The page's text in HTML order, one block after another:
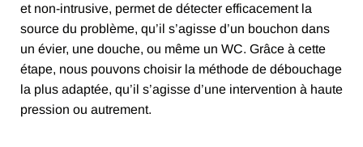
et non-intrusive, permet de détecter efficacement la
source du problème, qu’il s’agisse d’un bouchon dans
un évier, une douche, ou même un WC. Grâce à cette
étape, nous pouvons choisir la méthode de débouchage
la plus adaptée, qu’il s’agisse d’une intervention à haute
pression ou autrement.